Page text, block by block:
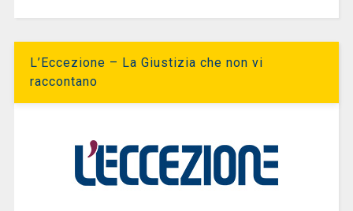
L’Eccezione – La Giustizia che non vi
raccontano